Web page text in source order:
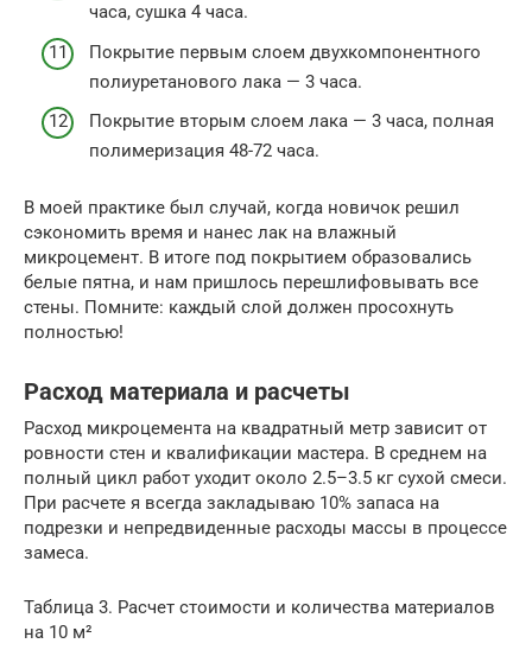
часа, сушка 4 часа.
Покрытие первым слоем двухкомпонентного
полиуретанового лака — 3 часа.
Покрытие вторым слоем лака — 3 часа, полная
полимеризация 48-72 часа.
В моей практике был случай, когда новичок решил
сэкономить время и нанес лак на влажный
микроцемент. В итоге под покрытием образовались
белые пятна, и нам пришлось перешлифовывать все
стены. Помните: каждый слой должен просохнуть
полностью!
Расход материала и расчеты
Расход микроцемента на квадратный метр зависит от
ровности стен и квалификации мастера. В среднем на
полный цикл работ уходит около 2.5–3.5 кг сухой смеси.
При расчете я всегда закладываю 10% запаса на
подрезки и непредвиденные расходы массы в процессе
замеса.
Таблица 3. Расчет стоимости и количества материалов
на 10 м²